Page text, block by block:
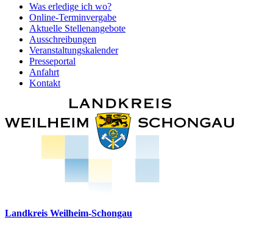
Was erledige ich wo?
Online-Terminvergabe
Aktuelle Stellenangebote
Ausschreibungen
Veranstaltungskalender
Presseportal
Anfahrt
Kontakt
Landkreis Weilheim-Schongau